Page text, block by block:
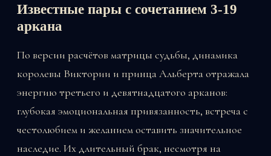
Известные пары с сочетанием 3-19
аркана
По версии расчётов матрицы судьбы, динамика
королевы Виктории и принца Альберта отражала
энергию третьего и девятнадцатого арканов:
глубокая эмоциональная привязанность, встреча с
честолюбием и желанием оставить значительное
наследие. Их длительный брак, несмотря на